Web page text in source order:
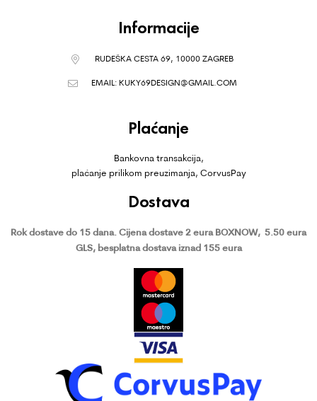
Informacije
RUDEŠKA CESTA 69, 10000 ZAGREB
EMAIL: KUKY69DESIGN@GMAIL.COM
Plaćanje
Bankovna transakcija,
plaćanje prilikom preuzimanja, CorvusPay
Dostava
Rok dostave do 15 dana. Cijena dostave 2 eura BOXNOW, 5.50 eura
GLS, besplatna dostava iznad 155 eura